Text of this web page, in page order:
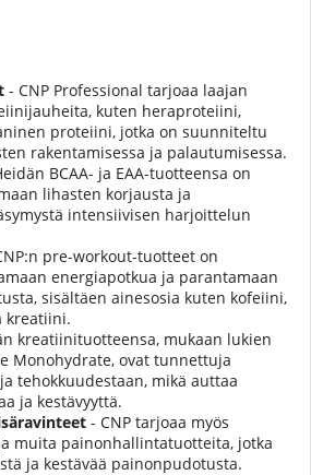
- CNP Professional tarjoaa laajan
kuten heraproteiini,
proteiini, jotka on suunniteltu
rakentamisessa ja palautumisessa.
BCAA- ja EAA-tuotteensa on
lihasten korjausta ja
intensiivisen harjoittelun
pre-workout-tuotteet on
energiapotkua ja parantamaan
sisältäen ainesosia kuten kofeiini,
kreatiini.
kreatiinituotteensa, mukaan lukien
Monohydrate, ovat tunnettuja
tehokkuudestaan, mikä auttaa
ja kestävyyttä.
- CNP tarjoaa myös
muita painonhallintatuotteita, jotka
ja kestävää painonpudotusta.